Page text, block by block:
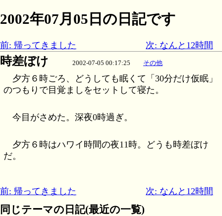
2002年07月05日の日記です
前: 帰ってきました 次: なんと12時間
時差ぼけ 2002-07-05 00:17:25 その他
夕方６時ごろ、どうしても眠くて「30分だけ仮眠」
のつもりで目覚ましをセットして寝た。
今目がさめた。深夜0時過ぎ。
夕方６時はハワイ時間の夜11時。どうも時差ぼけ
だ。
前: 帰ってきました 次: なんと12時間
同じテーマの日記(最近の一覧)